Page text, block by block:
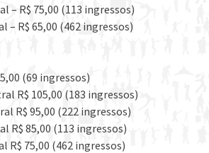
– R$ 75,00 (113 ingressos)
– R$ 65,00 (462 ingressos)
(69 ingressos)
R$ 105,00 (183 ingressos)
R$ 95,00 (222 ingressos)
R$ 85,00 (113 ingressos)
R$ 75,00 (462 ingressos)